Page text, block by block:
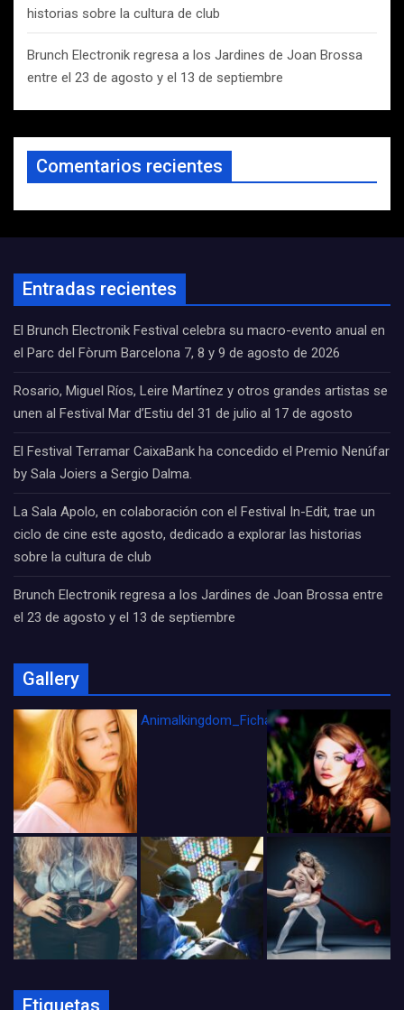
historias sobre la cultura de club
Brunch Electronik regresa a los Jardines de Joan Brossa
entre el 23 de agosto y el 13 de septiembre
Comentarios recientes
Entradas recientes
El Brunch Electronik Festival celebra su macro-evento anual en
el Parc del Fòrum Barcelona 7, 8 y 9 de agosto de 2026
Rosario, Miguel Ríos, Leire Martínez y otros grandes artistas se
unen al Festival Mar d’Estiu del 31 de julio al 17 de agosto
El Festival Terramar CaixaBank ha concedido el Premio Nenúfar
by Sala Joiers a Sergio Dalma.
La Sala Apolo, en colaboración con el Festival In-Edit, trae un
ciclo de cine este agosto, dedicado a explorar las historias
sobre la cultura de club
Brunch Electronik regresa a los Jardines de Joan Brossa entre
el 23 de agosto y el 13 de septiembre
Gallery
Animalkingdom_FichaCine